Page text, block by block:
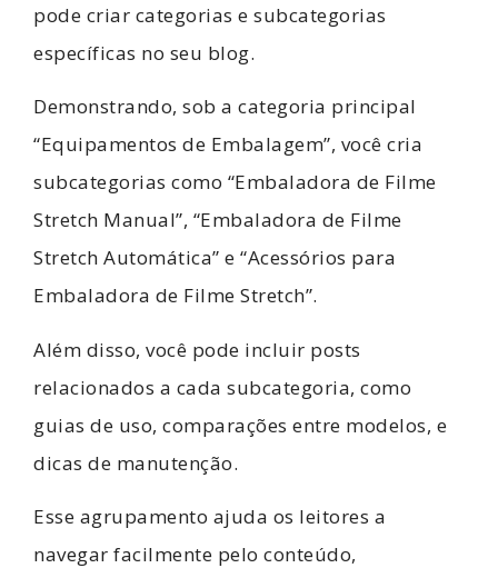
pode criar categorias e subcategorias
específicas no seu blog.
Demonstrando, sob a categoria principal
“Equipamentos de Embalagem”, você cria
subcategorias como “Embaladora de Filme
Stretch Manual”, “Embaladora de Filme
Stretch Automática” e “Acessórios para
Embaladora de Filme Stretch”.
Além disso, você pode incluir posts
relacionados a cada subcategoria, como
guias de uso, comparações entre modelos, e
dicas de manutenção.
Esse agrupamento ajuda os leitores a
navegar facilmente pelo conteúdo,